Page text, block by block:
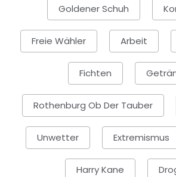
Goldener Schuh
Freie Wähler Arbeit
Fichten
Rothenburg Ob Der Tauber
Unwetter Extremismus
Harry Kane